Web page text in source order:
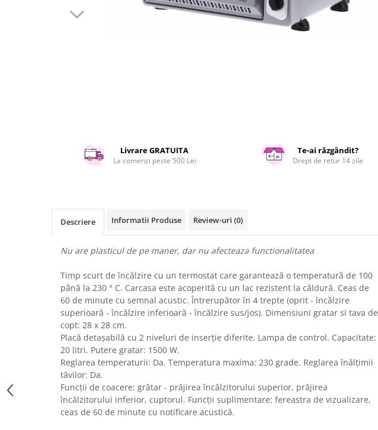
Scule electrice si unelte
Silicon, spume si solutii tehnice
Uscatoare rufe
Utilaje si materiale de constructii
Laptop, Tablete & Telefoane
Accesorii tablete
Laptopuri si Accesorii
Telefoane Mobile & accesorii
Wearable & Gadgeturi
Electrocasnice & Climatizare
Accesorii si piese masini spalat
rufe si uscatoare
Accesorii si piese masini spalat
Aparate Frigorifice
Aparate Racire Aer
Livrare GRATUITA
La comenzi peste 500 Lei
Te-ai răzgândit?
Drept de retur 14 zile
Descriere Informatii Produse Review-uri (0)
Nu are plasticul de pe maner, dar nu afecteaza functionalitatea
Timp scurt de încălzire cu un termostat care garantează o temperatură de 100
până la 230 ° C. Carcasa este acoperită cu un lac rezistent la căldură. Ceas de
60 de minute cu semnal acustic. Întrerupător în 4 trepte (oprit - încălzire
superioară - încălzire inferioară - încălzire sus/jos). Dimensiuni gratar si tava de
copt: 28 x 28 cm.
Placă detașabilă cu 2 niveluri de inserție diferite. Lampa de control. Capacitate:
20 litri. Putere gratar: 1500 W.
Reglarea temperaturii: Da. Temperatura maxima: 230 grade. Reglarea înălțimii
tăvilor: Da.
Funcții de coacere: grătar - prăjirea încălzitorului superior, prăjirea
încălzitorului inferior, cuptorul. Funcții suplimentare: fereastra de vizualizare,
ceas de 60 de minute cu notificare acustică.